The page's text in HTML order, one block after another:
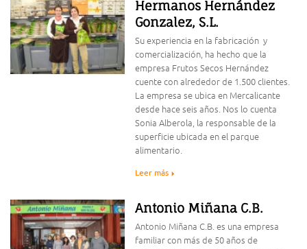
Hermanos Hernández
Gonzalez, S.L.
Su experiencia en la fabricación y
comercialización, ha hecho que la
empresa Frutos Secos Hernández
cuente con alrededor de 1.500 clientes.
La empresa se ubica en Mercalicante
desde hace seis años. Nos lo cuenta
Sonia Alberola, la responsable de la
superficie ubicada en el parque
alimentario.
Leer más
Antonio Miñana C.B.
Antonio Miñana C.B. es una empresa
familiar con más de 50 años de